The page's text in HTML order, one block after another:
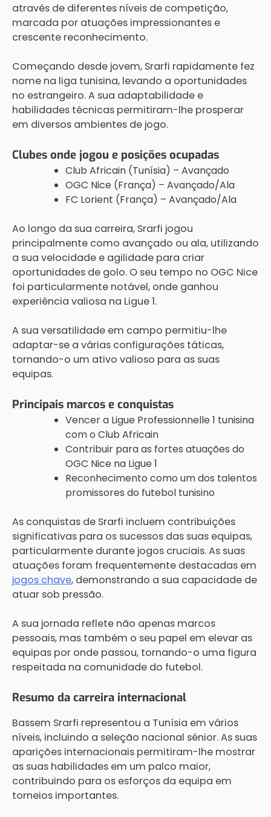
através de diferentes níveis de competição,
marcada por atuações impressionantes e
crescente reconhecimento.
Começando desde jovem, Srarfi rapidamente fez
nome na liga tunisina, levando a oportunidades
no estrangeiro. A sua adaptabilidade e
habilidades técnicas permitiram-lhe prosperar
em diversos ambientes de jogo.
Clubes onde jogou e posições ocupadas
Club Africain (Tunísia) – Avançado
OGC Nice (França) – Avançado/Ala
FC Lorient (França) – Avançado/Ala
Ao longo da sua carreira, Srarfi jogou
principalmente como avançado ou ala, utilizando
a sua velocidade e agilidade para criar
oportunidades de golo. O seu tempo no OGC Nice
foi particularmente notável, onde ganhou
experiência valiosa na Ligue 1.
A sua versatilidade em campo permitiu-lhe
adaptar-se a várias configurações táticas,
tornando-o um ativo valioso para as suas
equipas.
Principais marcos e conquistas
Vencer a Ligue Professionnelle 1 tunisina
com o Club Africain
Contribuir para as fortes atuações do
OGC Nice na Ligue 1
Reconhecimento como um dos talentos
promissores do futebol tunisino
As conquistas de Srarfi incluem contribuições
significativas para os sucessos das suas equipas,
particularmente durante jogos cruciais. As suas
atuações foram frequentemente destacadas em
jogos chave, demonstrando a sua capacidade de
atuar sob pressão.
A sua jornada reflete não apenas marcos
pessoais, mas também o seu papel em elevar as
equipas por onde passou, tornando-o uma figura
respeitada na comunidade do futebol.
Resumo da carreira internacional
Bassem Srarfi representou a Tunísia em vários
níveis, incluindo a seleção nacional sénior. As suas
aparições internacionais permitiram-lhe mostrar
as suas habilidades em um palco maior,
contribuindo para os esforços da equipa em
torneios importantes.